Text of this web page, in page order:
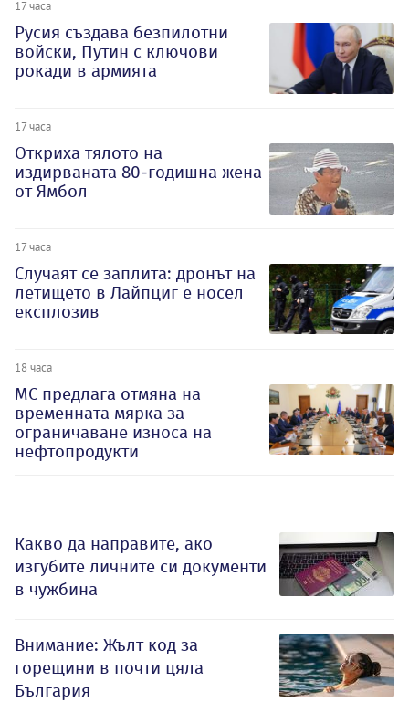
17 часа
Русия създава безпилотни
войски, Путин с ключови
рокади в армията
17 часа
Откриха тялото на
издирваната 80-годишна жена
от Ямбол
17 часа
Случаят се заплита: дронът на
летището в Лайпциг е носел
експлозив
18 часа
МС предлага отмяна на
временната мярка за
ограничаване износа на
нефтопродукти
Какво да направите, ако
изгубите личните си документи
в чужбина
Внимание: Жълт код за
горещини в почти цяла
България